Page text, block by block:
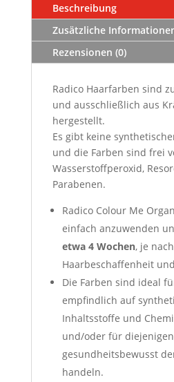
Beschreibung
Zusätzliche
Rezensionen (0)
Radico Haarfarben sind
und ausschließlich aus
hergestellt.
Es gibt keine
und die Farben sind frei
Wasserstoffperoxid,
Parabenen.
Radico Colour Me
einfach anzuwenden
etwa 4 Wochen, je nach
Haarbeschaffenheit
Die Farben sind ideal
empfindlich auf
Inhaltsstoffe und
und/oder für
gesundheitsbewusst
handeln.